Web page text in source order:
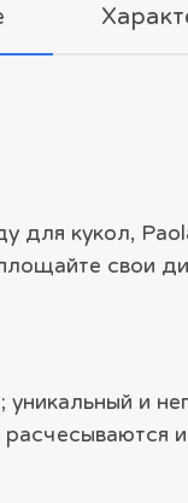
для кукол,
свои
и